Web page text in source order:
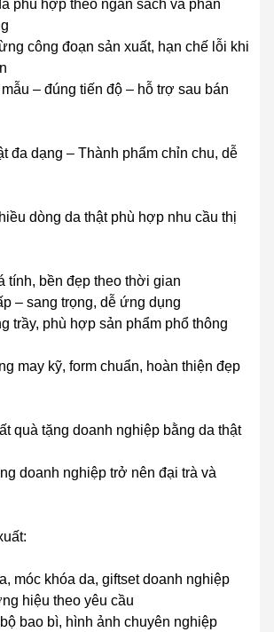
phù hợp theo ngân sách và phân
công đoạn sản xuất, hạn chế lỗi khi
– đúng tiến độ – hỗ trợ sau bán
đa dạng – Thành phẩm chỉn chu, dễ
dòng da thật phù hợp nhu cầu thị
tính, bền đẹp theo thời gian
– sang trọng, dễ ứng dụng
trầy, phù hợp sản phẩm phổ thông
may kỹ, form chuẩn, hoàn thiện đẹp
quà tặng doanh nghiệp bằng da thật
doanh nghiệp trở nên đại trà và
móc khóa da, giftset doanh nghiệp
hiệu theo yêu cầu
bao bì, hình ảnh chuyên nghiệp